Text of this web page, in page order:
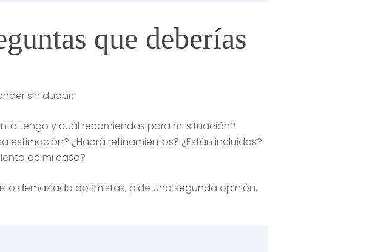
que deberías
sin dudar:
tengo y cuál recomiendas para mi situación?
¿Habrá refinamientos? ¿Están incluidos?
de mi caso?
o demasiado optimistas, pide una segunda opinión.